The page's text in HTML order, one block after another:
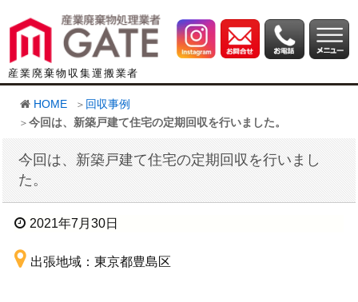
産業廃棄物収集運搬業者
HOME
回収事例
今回は、新築戸建て住宅の定期回収を行いました。
今回は、新築戸建て住宅の定期回収を行いまし
た。
2021年7月30日
出張地域：東京都豊島区